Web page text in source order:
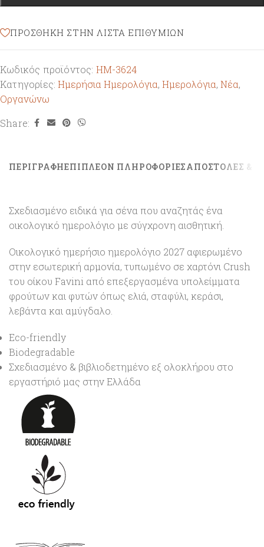
ΠΡΌΣΘΉΚΗ ΣΤΗΝ ΛΊΣΤΑ ΕΠΙΘΥΜΙΏΝ
Κωδικός προϊόντος: HM-3624
Κατηγορίες: Ημερήσια Ημερολόγια, Ημερολόγια, Νέα,
Οργανώνω
Share:
ΠΕΡΙΓΡΑΦΉΕΠΙΠΛΈΟΝ ΠΛΗΡΟΦΟΡΊΕΣΑΠΟΣΤΟΛΕΣ &
Σχεδιασμένο ειδικά για σένα που αναζητάς ένα
οικολογικό ημερολόγιο με σύγχρονη αισθητική.
Οικολογικό ημερήσιο ημερολόγιο 2027 αφιερωμένο
στην εσωτερική αρμονία, τυπωμένο σε χαρτόνι Crush
του οίκου Favini από επεξεργασμένα υπολείμματα
φρούτων και φυτών όπως ελιά, σταφύλι, κεράσι,
λεβάντα και αμύγδαλο.
Eco-friendly
Biodegradable
Σχεδιασμένο & βιβλιοδετημένο εξ ολοκλήρου στο
εργαστήριό μας στην Ελλάδα